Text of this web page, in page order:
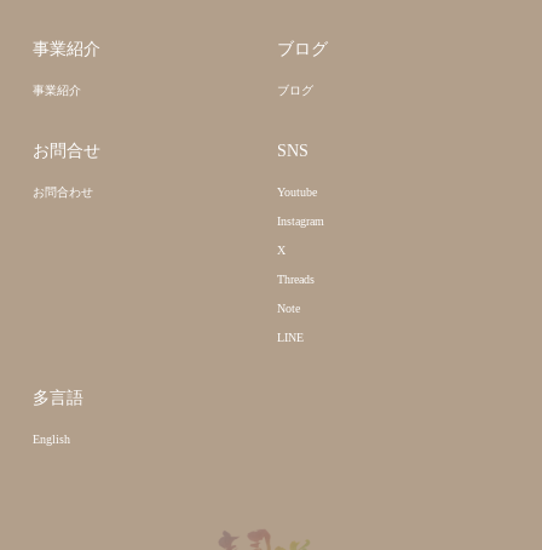
事業紹介
事業紹介
ブログ
ブログ
お問合せ
お問合わせ
SNS
Youtube
Instagram
X
Threads
Note
LINE
多言語
English